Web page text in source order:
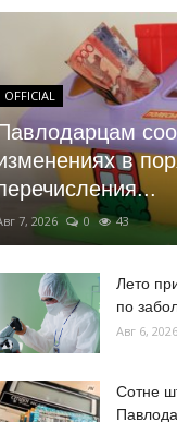
OFFICIAL
в
7, 2026 0 43
Лето
по
Авг 6, 2026
Сотне